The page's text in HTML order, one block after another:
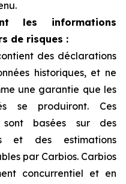
les informations
de risques :
des déclarations
historiques, et ne
une garantie que les
se produiront. Ces
sont basées sur des
et des estimations
par Carbios. Carbios
concurrentiel et en